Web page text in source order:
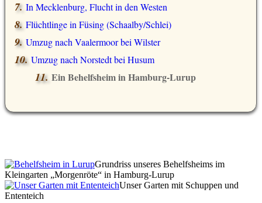
In Mecklenburg, Flucht in den Westen
Flüchtlinge in Füsing (Schaalby/Schlei)
Umzug nach Vaalermoor bei Wilster
Umzug nach Norstedt bei Husum
Ein Behelfsheim in Hamburg-Lurup
Grundriss unseres Behelfsheims im
Kleingarten „Morgenröte“ in Hamburg-Lurup
Unser Garten mit Schuppen und
Ententeich